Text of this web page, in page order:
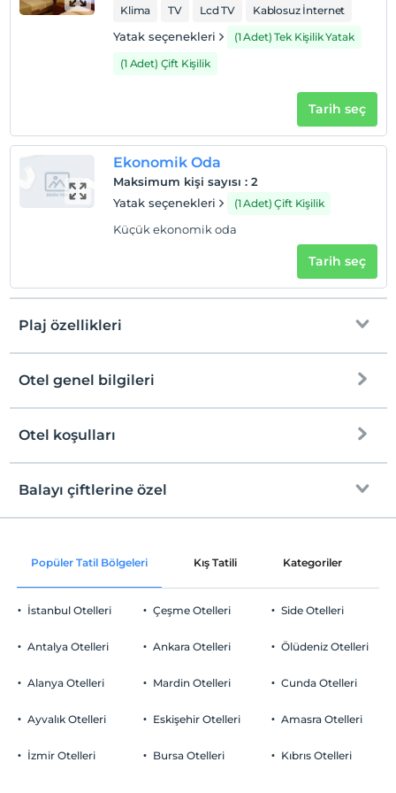
Check/in
En erken saat 14:00 ve sonrası
Sigara
Odalarda sigara içilmez
Çocuklar
2 yaşına kadar olan bebekler ücretsizdir.
Her bir oda için 6 yaşına kadar 1 çocuk ücretsizdir
Klima TV Lcd TV Kablosuz İnternet
Yatak seçenekleri
(1 Adet) Tek Kişilik Yatak
(1 Adet) Çift Kişilik
Tarih seç
Ekonomik Oda
Maksimum kişi sayısı : 2
Yatak seçenekleri
(1 Adet) Çift Kişilik
Küçük ekonomik oda
Tarih seç
Plaj özellikleri
Plaja
Kum plaj
Kıyıda sığ deniz
Otel genel bilgileri
Ücretsiz Wi-fi
Otopark (Tesis bünyesinde)
Otel koşulları
Check/in
En erken saat 14:00 ve sonrası
Check/out
Evcil Hayvan
Sigara
Çocuklar
Her bir oda için 6 yaşına kadar 1 çocuk ücretsizdir
Balayı çiftlerine özel
Odaya şarap ikramı
Peynir tabağı ikramı
Popüler Tatil Bölgeleri Kış Tatili Kategoriler
İstanbul Otelleri
Antalya Otelleri
Alanya Otelleri
Ayvalık Otelleri
İzmir Otelleri
Çeşme Otelleri
Ankara Otelleri
Mardin Otelleri
Eskişehir Otelleri
Bursa Otelleri
Side Otelleri
Ölüdeniz Otelleri
Cunda Otelleri
Amasra Otelleri
Kıbrıs Otelleri